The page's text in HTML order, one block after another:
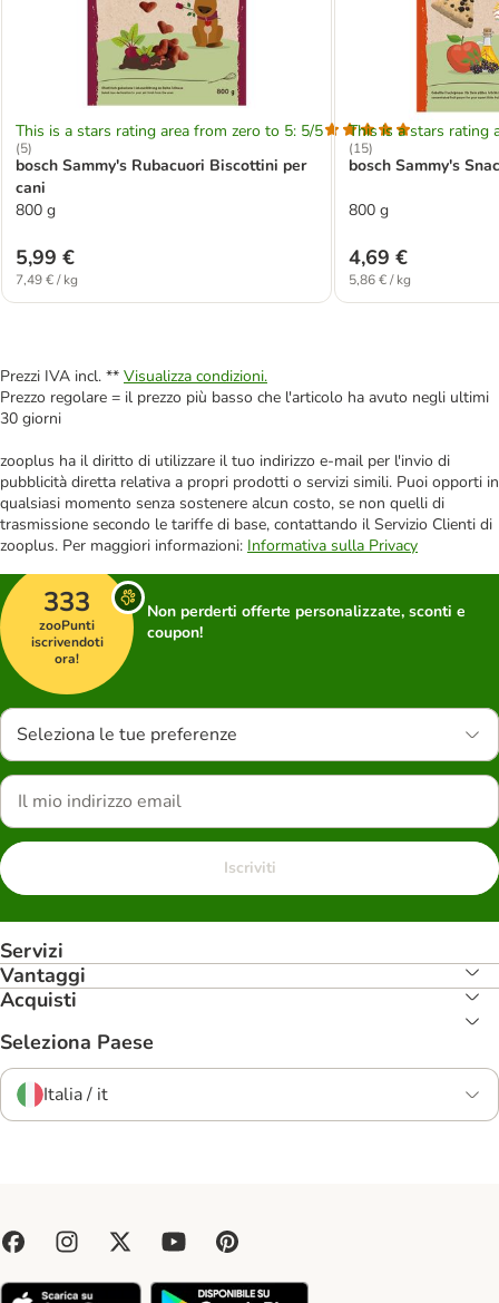
This is a stars rating area from zero to 5: 5/5
(5)
bosch Sammy's Rubacuori Biscottini per
cani
800 g
5,99 €
7,49 € / kg
This is a stars rating
(15)
bosch Sammy's
800 g
4,69 €
5,86 € / kg
Prezzi IVA incl. ** Visualizza condizioni.
Prezzo regolare = il prezzo più basso che l'articolo ha avuto negli ultimi
30 giorni
zooplus ha il diritto di utilizzare il tuo indirizzo e-mail per l'invio di
pubblicità diretta relativa a propri prodotti o servizi simili. Puoi opporti in
qualsiasi momento senza sostenere alcun costo, se non quelli di
trasmissione secondo le tariffe di base, contattando il Servizio Clienti di
zooplus. Per maggiori informazioni: Informativa sulla Privacy
333
zooPunti
iscrivendoti
ora!
Non perderti offerte personalizzate, sconti e
coupon!
Seleziona le tue preferenze
Iscriviti
Servizi
Vantaggi
Acquisti
Seleziona Paese
Italia / it